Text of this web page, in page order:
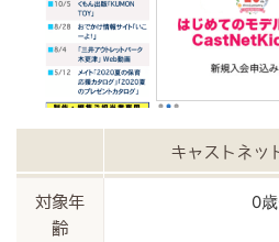
キャストネッ
対象年
齢
0